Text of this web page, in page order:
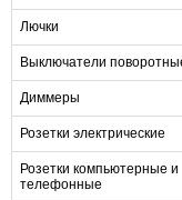
Лючки
Выключатели
Диммеры
Розетки электрические
Розетки компьютерные и
телефонные